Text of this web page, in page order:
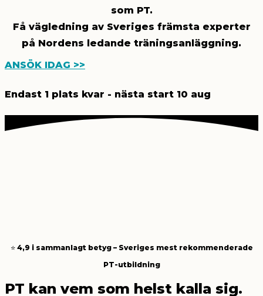
som PT.
Få vägledning av Sveriges främsta experter
på Nordens ledande träningsanläggning.
ANSÖK IDAG >>
Endast 1 plats kvar - nästa start 10 aug
⭐ 4,9 i sammanlagt betyg – Sveriges mest rekommenderade
PT-utbildning
PT kan vem som helst kalla sig.